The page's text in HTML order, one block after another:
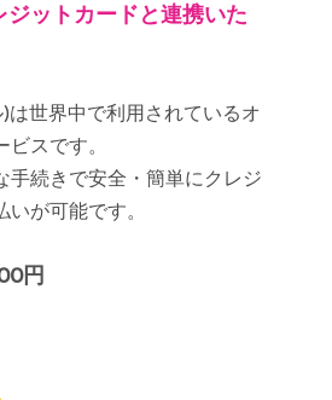
ジットカードと連携いた
世界中で利用されているオ
スです。
手続きで安全・簡単にクレジ
が可能です。
円